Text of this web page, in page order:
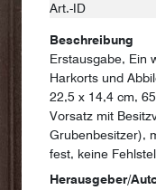
Technisches
Wert
Art.-ID
Beschreibung
Erstausgabe, Ein
Harkorts und
22,5 x 14,4 cm,
Vorsatz mit
Grubenbesitzer),
fest, keine
Herausgeber/